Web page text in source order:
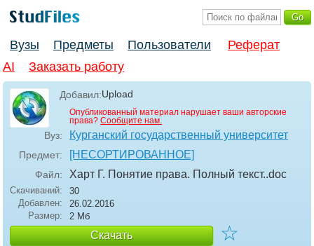
Вузы Предметы Пользователи
Реферат
AI
Заказать работу
Добавил:Upload
Опубликованный материал нарушает ваши авторские
права? Сообщите нам.
Вуз: Курганский государственный университет
Предмет: [НЕСОРТИРОВАННОЕ]
Файл: Харт Г. Понятие права. Полный текст..doc
Скачиваний:
30
Добавлен:
26.02.2016
Размер:
2 Мб
Скачать ☆